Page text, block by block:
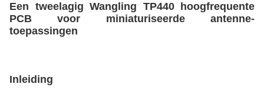
Een tweelagig Wangling TP440 hoogfrequente
PCB voor miniaturiseerde antenne-
toepassingen
Inleiding